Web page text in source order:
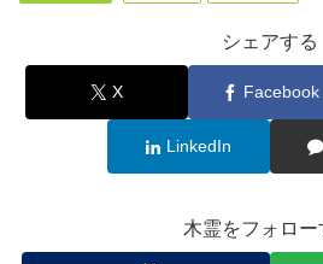
シェアする
X Facebook
LinkedIn
木霊をフォロー